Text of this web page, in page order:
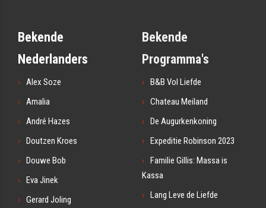
Bekende
Nederlanders
Alex Soze
Amalia
André Hazes
Doutzen Kroes
Douwe Bob
Eva Jinek
Gerard Joling
Bekende
Programma's
B&B Vol Liefde
Chateau Meiland
De Augurkenkoning
Expeditie Robinson 2023
Familie Gillis: Massa is
Kassa
Lang Leve de Liefde